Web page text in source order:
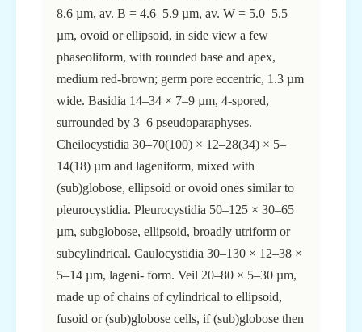
8.6 µm, av. B = 4.6–5.9 µm, av. W = 5.0–5.5
µm, ovoid or ellipsoid, in side view a few
phaseoliform, with rounded base and apex,
medium red-brown; germ pore eccentric, 1.3 µm
wide. Basidia 14–34 × 7–9 µm, 4-spored,
surrounded by 3–6 pseudoparaphyses.
Cheilocystidia 30–70(100) × 12–28(34) × 5–
14(18) µm and lageniform, mixed with
(sub)globose, ellipsoid or ovoid ones similar to
pleurocystidia. Pleurocystidia 50–125 × 30–65
µm, subglobose, ellipsoid, broadly utriform or
subcylindrical. Caulocystidia 30–130 × 12–38 ×
5–14 µm, lageni- form. Veil 20–80 × 5–30 µm,
made up of chains of cylindrical to ellipsoid,
fusoid or (sub)globose cells, if (sub)globose then